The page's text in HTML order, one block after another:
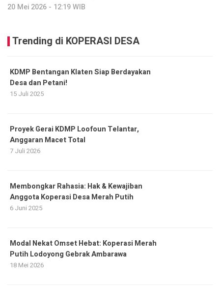
20 Mei 2026 - 12:19 WIB
Trending di KOPERASI DESA
KDMP Bentangan Klaten Siap Berdayakan
Desa dan Petani!
15 Juli 2025
Proyek Gerai KDMP Loofoun Telantar,
Anggaran Macet Total
7 Juli 2026
Membongkar Rahasia: Hak & Kewajiban
Anggota Koperasi Desa Merah Putih
6 Juni 2025
Modal Nekat Omset Hebat: Koperasi Merah
Putih Lodoyong Gebrak Ambarawa
18 Mei 2026